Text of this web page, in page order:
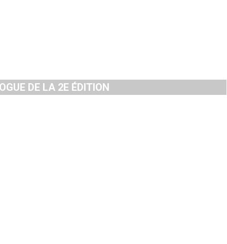
DE LA 2E ÉDITION